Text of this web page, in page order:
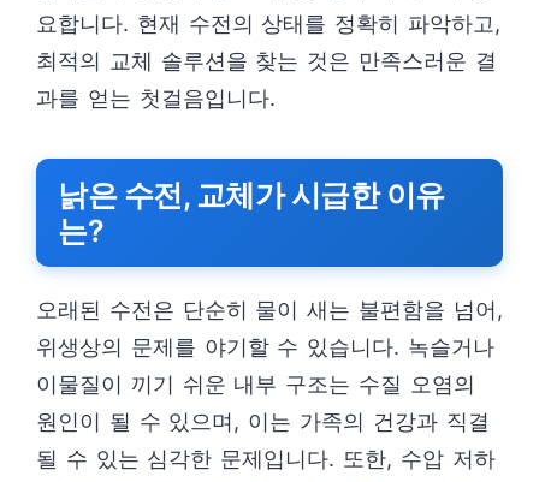
요합니다. 현재 수전의 상태를 정확히 파악하고,
최적의 교체 솔루션을 찾는 것은 만족스러운 결
과를 얻는 첫걸음입니다.
낡은 수전, 교체가 시급한 이유
는?
오래된 수전은 단순히 물이 새는 불편함을 넘어,
위생상의 문제를 야기할 수 있습니다. 녹슬거나
이물질이 끼기 쉬운 내부 구조는 수질 오염의
원인이 될 수 있으며, 이는 가족의 건강과 직결
될 수 있는 심각한 문제입니다. 또한, 수압 저하